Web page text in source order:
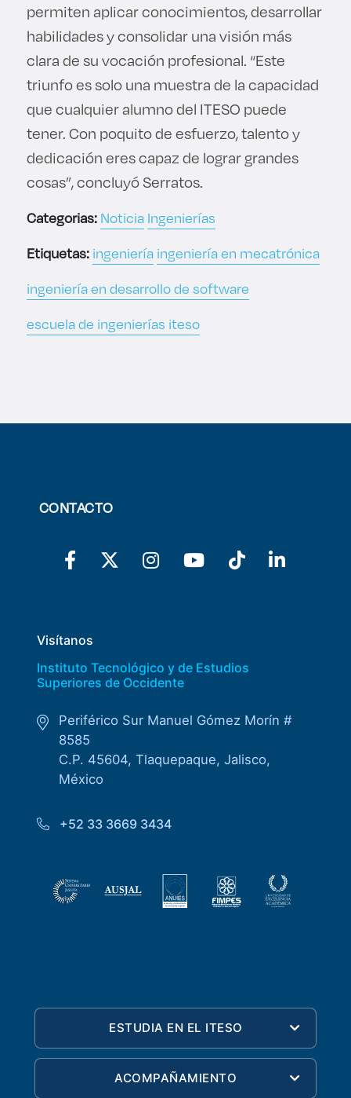
permiten aplicar conocimientos, desarrollar
habilidades y consolidar una visión más
clara de su vocación profesional. “Este
triunfo es solo una muestra de la capacidad
que cualquier alumno del ITESO puede
tener. Con poquito de esfuerzo, talento y
dedicación eres capaz de lograr grandes
cosas”, concluyó Serratos.
Categorias:Noticia Ingenierías
Etiquetas:ingeniería ingeniería en mecatrónica
ingeniería en desarrollo de software
escuela de ingenierías iteso
CONTACTO
Visítanos
Instituto Tecnológico y de Estudios
Superiores de Occidente
Periférico Sur Manuel Gómez Morín #
8585
C.P. 45604, Tlaquepaque, Jalisco,
México
+52 33 3669 3434
ESTUDIA EN EL ITESO
ACOMPAÑAMIENTO